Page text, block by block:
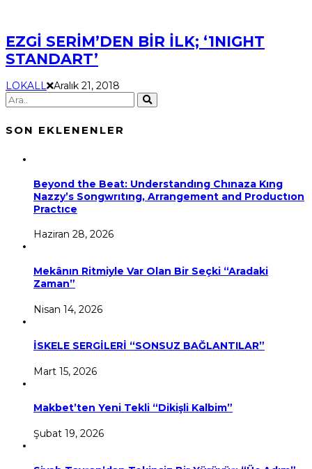
EZGİ SERİM’DEN BİR İLK; ‘1NIGHT
STANDART’
LOKALL Aralık 21, 2018
SON EKLENENLER
Beyond the Beat: Understandıng Chınaza Kıng
Nazzy’s Songwrıtıng, Arrangement and Productıon
Practıce
Haziran 28, 2026
Mekânın Ritmiyle Var Olan Bir Seçki “Aradaki
Zaman”
Nisan 14, 2026
İSKELE SERGİLERİ “SONSUZ BAĞLANTILAR”
Mart 15, 2026
Makbet’ten Yeni Tekli “Dikişli Kalbim”
Şubat 19, 2026